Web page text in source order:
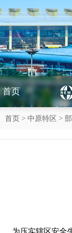
首页
首页 > 中原特区 >
为压实辖区安全生